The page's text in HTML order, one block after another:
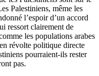
Palestiniens, même les
l’espoir d’un accord
ressort clairement de
les populations arabes
révolte politique directe
pourraient-ils rester
pas.